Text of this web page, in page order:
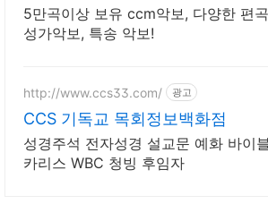
5만곡이상 보유 ccm악보, 다양한 편
성가악보, 특송 악보!
http://www.ccs33.com/ 광고
CCS 기독교 목회정보백화점
성경주석 전자성경 설교문 예화 바이
카리스 WBC 청빙 후임자